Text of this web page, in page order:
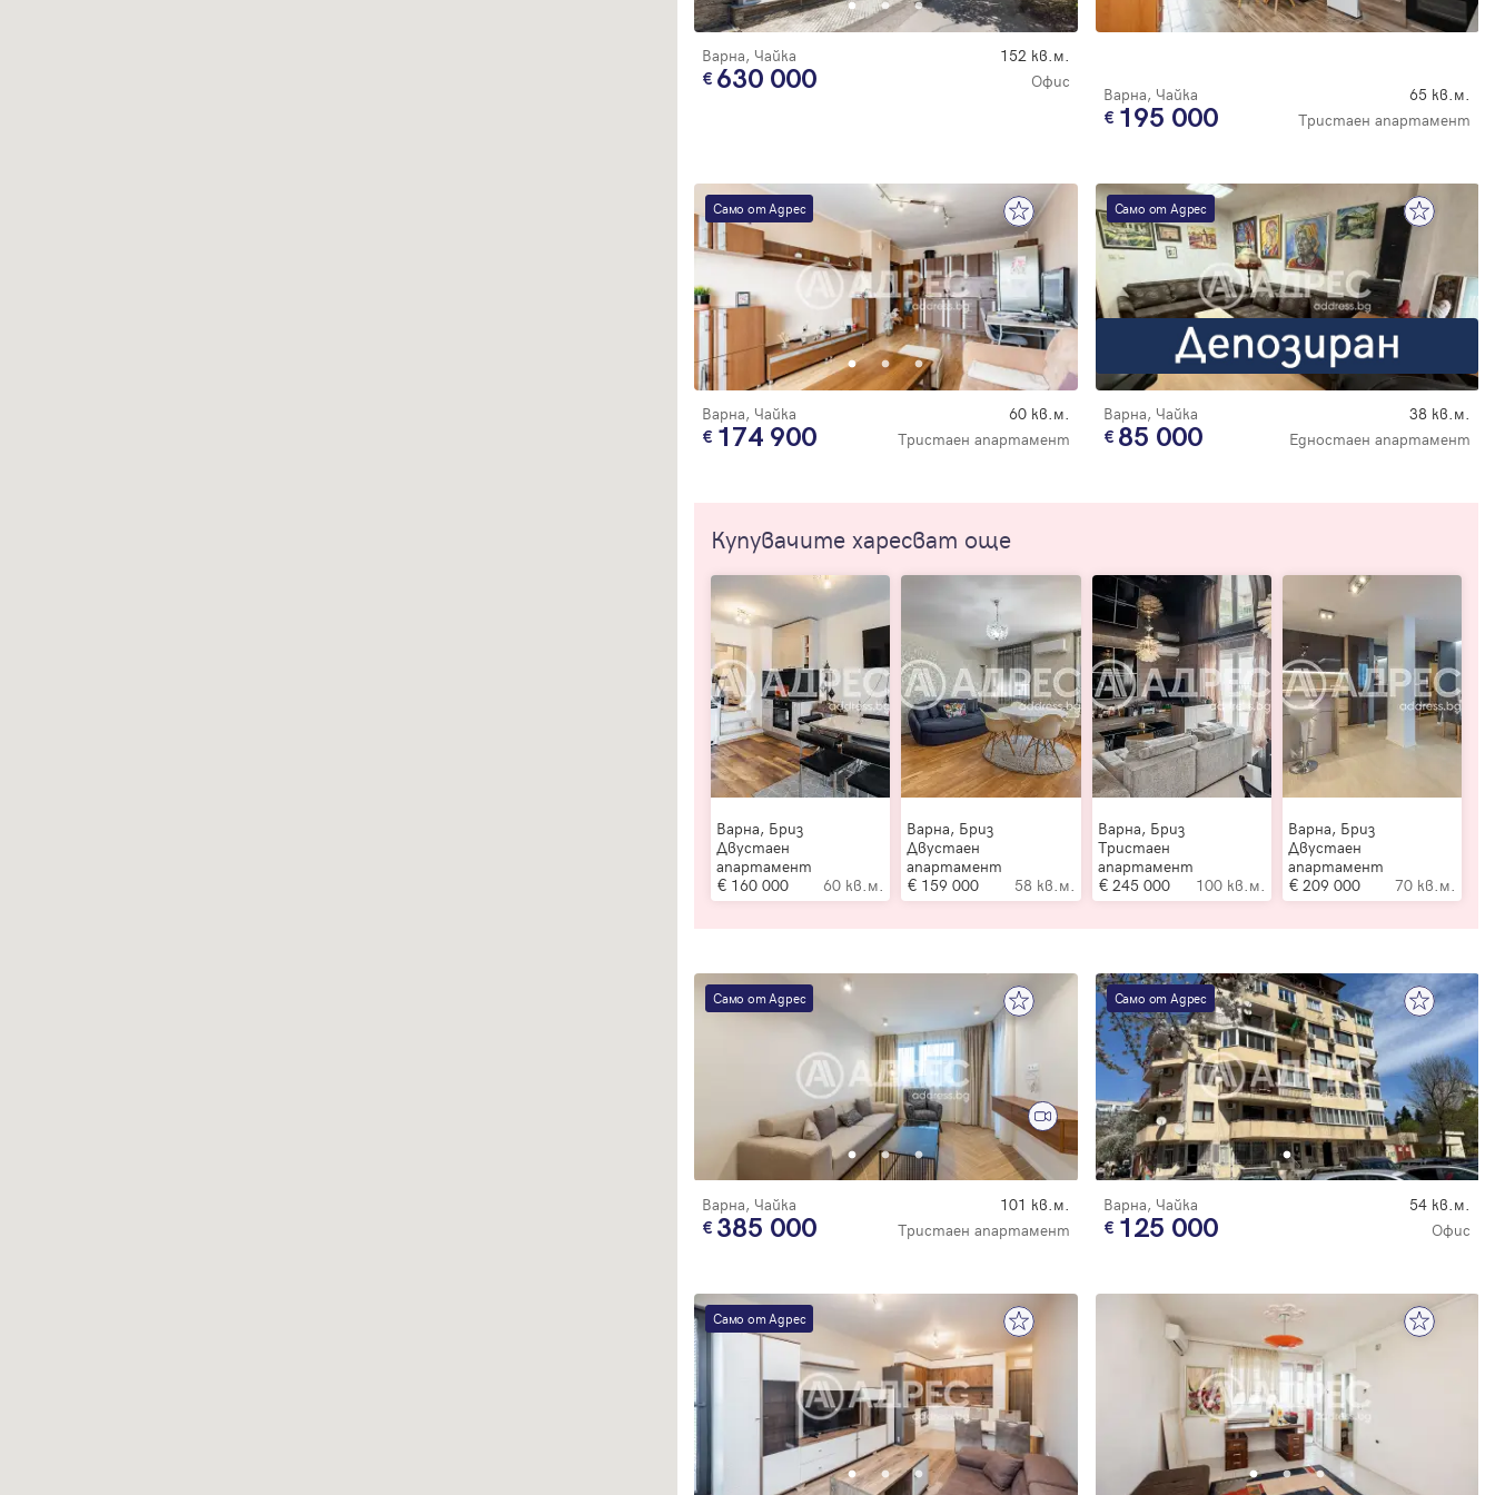
Варна, Чайка 152 кв.м.
630 000 Офис
Варна, Чайка 65 кв.м.
195 000 Тристаен апартамент
Само от Адрес
Варна, Чайка 60 кв.м.
174 900 Тристаен апартамент
Само от Адрес
Варна, Чайка 38 кв.м.
85 000 Едностаен апартамент
Купувачите харесват още
Варна, Бриз
Двустаен
апартамент
160 000
60 кв.м.
Варна, Бриз
Двустаен
апартамент
159 000
58 кв.м.
Варна, Бриз
Тристаен
апартамент
245 000
100 кв.м.
Варна, Бриз
Двустаен
апартамент
209 000
70 кв.м.
Само от Адрес
Варна, Чайка 101 кв.м.
385 000 Тристаен апартамент
Само от Адрес
Варна, Чайка 54 кв.м.
125 000 Офис
Само от Адрес